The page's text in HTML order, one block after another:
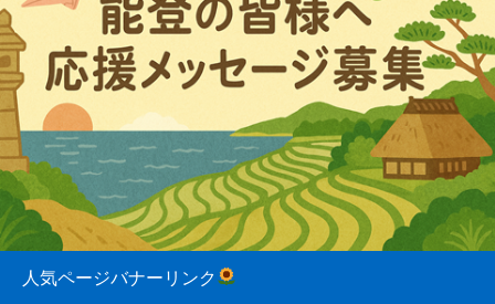
白米千枚田 あぜのきらめき（アルバム）
2023.08.31
今日の白米千枚田
人気ページバナーリンク